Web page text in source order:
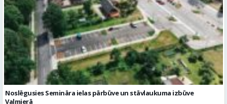
Noslēgusies Semināra ielas pārbūve un stāvlaukuma izbūve
Valmierā
Reklāmraksti Skatīt visu